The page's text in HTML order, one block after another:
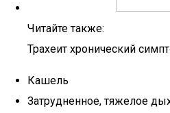
Читайте также:
Трахеит хронический
Кашель
Затрудненное, тяжелое